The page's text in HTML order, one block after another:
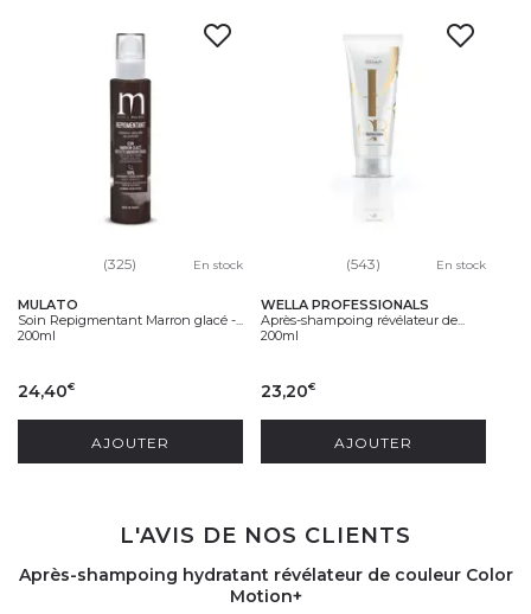
(325) En stock
MULATO
Soin Repigmentant Marron glacé -...
200ml
24,40€
AJOUTER
(543) En stock
WELLA PROFESSIONALS
Après-shampoing révélateur de...
200ml
23,20€
AJOUTER
L'AVIS DE NOS CLIENTS
Après-shampoing hydratant révélateur de couleur Color
Motion+